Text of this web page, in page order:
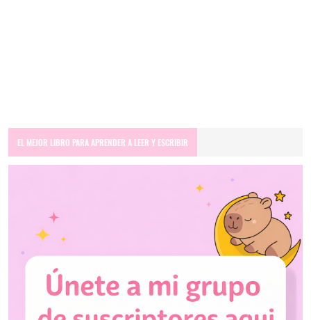
EL MEJOR LIBRO PARA APRENDER A LEER Y ESCRIBIR